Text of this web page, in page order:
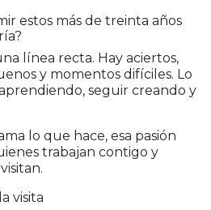
estos más de treinta años
línea recta. Hay aciertos,
y momentos difíciles. Lo
seguir creando y
lo que hace, esa pasión
trabajan contigo y
visita